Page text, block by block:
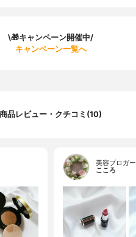
\🎁キャンペーン開催中/
キャンペーン一覧へ
商品レビュー・クチコミ(10)
美容ブロガー
こころ